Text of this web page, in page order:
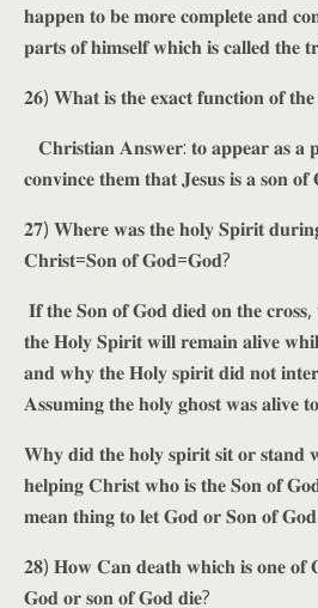
𝐡𝐚𝐩𝐩𝐞𝐧 𝐭𝐨 𝐛𝐞 𝐦𝐨𝐫𝐞 𝐜𝐨𝐦𝐩𝐥𝐞𝐭𝐞 𝐚𝐧𝐝
𝐩𝐚𝐫𝐭𝐬 𝐨𝐟 𝐡𝐢𝐦𝐬𝐞𝐥𝐟 𝐰𝐡𝐢𝐜𝐡 𝐢𝐬 𝐜𝐚𝐥𝐥𝐞𝐝 𝐭𝐡𝐞
𝟐𝟔) 𝐖𝐡𝐚𝐭 𝐢𝐬 𝐭𝐡𝐞 𝐞𝐱𝐚𝐜𝐭 𝐟𝐮𝐧𝐜𝐭𝐢𝐨𝐧 𝐨𝐟 𝐭𝐡𝐞
𝐂𝐡𝐫𝐢𝐬𝐭𝐢𝐚𝐧 𝐀𝐧𝐬𝐰𝐞𝐫: 𝐭𝐨 𝐚𝐩𝐩𝐞𝐚𝐫 𝐚𝐬 𝐚
𝐜𝐨𝐧𝐯𝐢𝐧𝐜𝐞 𝐭𝐡𝐞𝐦 𝐭𝐡𝐚𝐭 𝐉𝐞𝐬𝐮𝐬 𝐢𝐬 𝐚 𝐬𝐨𝐧
𝟐𝟕) 𝐖𝐡𝐞𝐫𝐞 𝐰𝐚𝐬 𝐭𝐡𝐞 𝐡𝐨𝐥𝐲 𝐒𝐩𝐢𝐫𝐢𝐭
𝐂𝐡𝐫𝐢𝐬𝐭=𝐒𝐨𝐧 𝐨𝐟 𝐆𝐨𝐝=𝐆𝐨𝐝?
𝐈𝐟 𝐭𝐡𝐞 𝐒𝐨𝐧 𝐨𝐟 𝐆𝐨𝐝 𝐝𝐢𝐞𝐝 𝐨𝐧 𝐭𝐡𝐞
𝐭𝐡𝐞 𝐇𝐨𝐥𝐲 𝐒𝐩𝐢𝐫𝐢𝐭 𝐰𝐢𝐥𝐥 𝐫𝐞𝐦𝐚𝐢𝐧 𝐚𝐥𝐢𝐯𝐞
𝐚𝐧𝐝 𝐰𝐡𝐲 𝐭𝐡𝐞 𝐇𝐨𝐥𝐲 𝐬𝐩𝐢𝐫𝐢𝐭 𝐝𝐢𝐝 𝐧𝐨𝐭
𝐀𝐬𝐬𝐮𝐦𝐢𝐧𝐠 𝐭𝐡𝐞 𝐡𝐨𝐥𝐲 𝐠𝐡𝐨𝐬𝐭 𝐰𝐚𝐬 𝐚𝐥𝐢𝐯𝐞
𝐖𝐡𝐲 𝐝𝐢𝐝 𝐭𝐡𝐞 𝐡𝐨𝐥𝐲 𝐬𝐩𝐢𝐫𝐢𝐭 𝐬𝐢𝐭 𝐨𝐫 𝐬𝐭𝐚𝐧𝐝
𝐡𝐞𝐥𝐩𝐢𝐧𝐠 𝐂𝐡𝐫𝐢𝐬𝐭 𝐰𝐡𝐨 𝐢𝐬 𝐭𝐡𝐞 𝐒𝐨𝐧 𝐨𝐟
𝐦𝐞𝐚𝐧 𝐭𝐡𝐢𝐧𝐠 𝐭𝐨 𝐥𝐞𝐭 𝐆𝐨𝐝 𝐨𝐫 𝐒𝐨𝐧 𝐨𝐟 𝐆𝐨𝐝
𝟐𝟖) 𝐇𝐨𝐰 𝐂𝐚𝐧 𝐝𝐞𝐚𝐭𝐡 𝐰𝐡𝐢𝐜𝐡 𝐢𝐬 𝐨𝐧𝐞 𝐨𝐟
𝐆𝐨𝐝 𝐨𝐫 𝐬𝐨𝐧 𝐨𝐟 𝐆𝐨𝐝 𝐝𝐢𝐞?